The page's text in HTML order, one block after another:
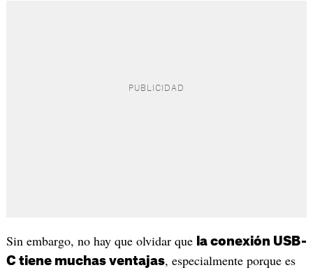
Sin embargo, no hay que olvidar que la conexión USB-
C tiene muchas ventajas, especialmente porque es